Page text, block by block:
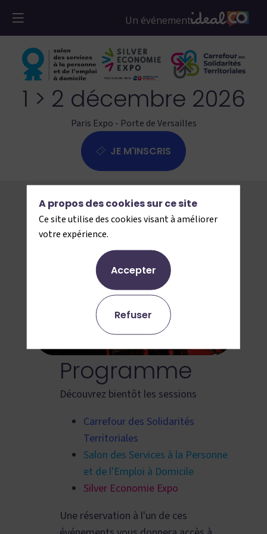
1 > 2 décembre 2026
Paris Expo - Porte de Versailles
JE M'INSCRIS
← Retour
Programme
Découvrez bientôt les sessions
Carrefour des Solidarités
Territoriales
Salon des Services à la Personne
et de l'Emploi à Domicile
Silver Economie Expo
Une réservation à l'un de ces
A propos des cookies sur ce site
Ce site utilise des cookies visant à améliorer
votre expérience.
Accepter
Refuser